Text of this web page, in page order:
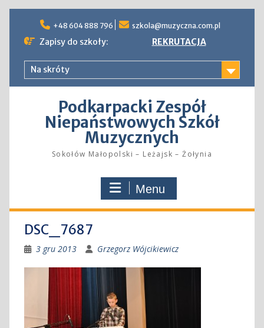
content
+48 604 888 796 szkola@muzyczna.com.pl
Zapisy do szkoły: REKRUTACJA
Na skróty
Podkarpacki Zespół
Niepaństwowych Szkół
Muzycznych
Sokołów Małopolski – Leżajsk – Żołynia
Menu
DSC_7687
3 gru 2013 Grzegorz Wójcikiewicz